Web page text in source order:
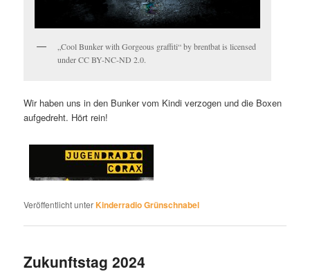
„Cool Bunker with Gorgeous graffiti“ by brentbat is licensed
under CC BY-NC-ND 2.0.
Wir haben uns in den Bunker vom Kindi verzogen und die Boxen
aufgedreht. Hört rein!
Veröffentlicht unterKinderradio Grünschnabel
Zukunftstag 2024